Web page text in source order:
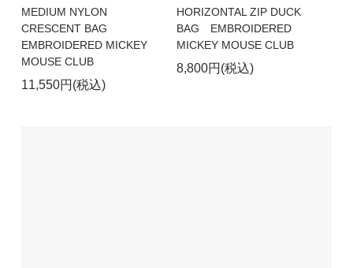
MEDIUM NYLON
CRESCENT BAG
EMBROIDERED MICKEY
MOUSE CLUB
11,550円(税込)
HORIZONTAL ZIP DUCK
BAG EMBROIDERED
MICKEY MOUSE CLUB
8,800円(税込)